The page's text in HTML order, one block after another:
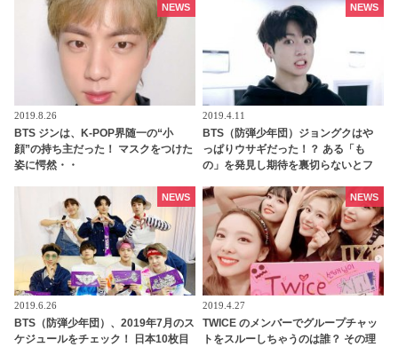
2019.8.26
BTS ジンは、K-POP界随一の“小
顔”の持ち主だった！ マスクをつけた
姿に愕然・・
NEWS
2019.4.11
BTS（防弾少年団）ジョングクはや
っぱりウサギだった！？ ある「も
の」を発見し期待を裏切らないとフ
NEWS
2019.6.26
BTS（防弾少年団）、2019年7月のス
ケジュールをチェック！ 日本10枚目
NEWS
2019.4.27
TWICE のメンバーでグループチャッ
トをスルーしちゃうのは誰？ その理
NEWS